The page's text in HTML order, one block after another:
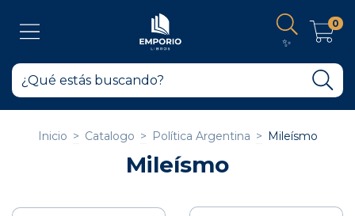
✨
0
Inicio > Catalogo > Política Argentina > Mileísmo
Mileísmo